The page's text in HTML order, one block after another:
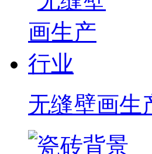
无缝壁画生